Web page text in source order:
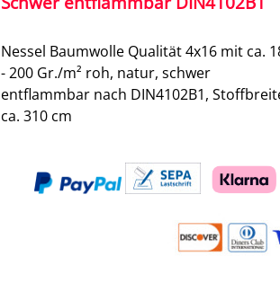
Nessel Baumwolle Qualität 4x16 mit ca.
- 200 Gr./m² roh, natur, schwer
entflammbar nach DIN4102B1,
ca. 310 cm